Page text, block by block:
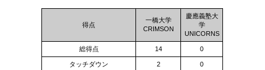
得点
一橋大学
CRIMSON
慶應義塾大
学
UNICORNS
総得点 14 0
タッチダウン 2 0